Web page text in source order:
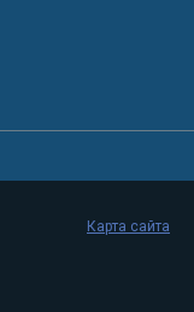
Карта сайта